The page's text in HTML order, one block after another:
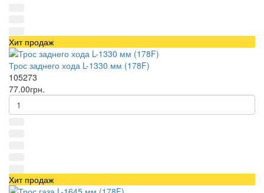
Хит продаж
Трос заднего хода L-1330 мм (178F)
105273
77.00грн.
Хит продаж